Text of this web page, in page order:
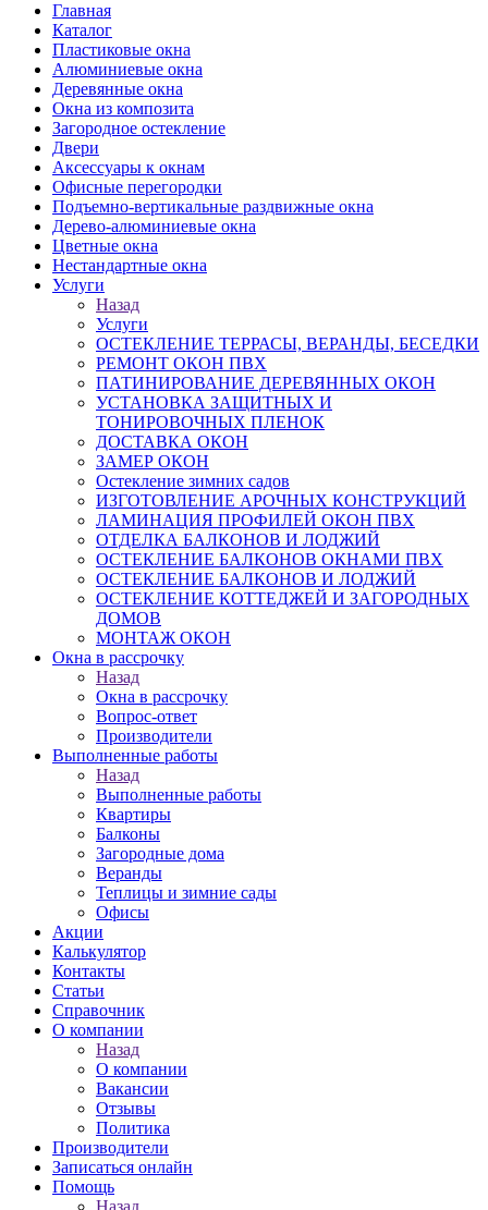
Главная
Каталог
Пластиковые окна
Алюминиевые окна
Деревянные окна
Окна из композита
Загородное остекление
Двери
Аксессуары к окнам
Офисные перегородки
Подъемно-вертикальные раздвижные окна
Дерево-алюминиевые окна
Цветные окна
Нестандартные окна
Услуги
Назад
Услуги
ОСТЕКЛЕНИЕ ТЕРРАСЫ, ВЕРАНДЫ, БЕСЕДКИ
РЕМОНТ ОКОН ПВХ
ПАТИНИРОВАНИЕ ДЕРЕВЯННЫХ ОКОН
УСТАНОВКА ЗАЩИТНЫХ И
ТОНИРОВОЧНЫХ ПЛЕНОК
ДОСТАВКА ОКОН
ЗАМЕР ОКОН
Остекление зимних садов
ИЗГОТОВЛЕНИЕ АРОЧНЫХ КОНСТРУКЦИЙ
ЛАМИНАЦИЯ ПРОФИЛЕЙ ОКОН ПВХ
ОТДЕЛКА БАЛКОНОВ И ЛОДЖИЙ
ОСТЕКЛЕНИЕ БАЛКОНОВ ОКНАМИ ПВХ
ОСТЕКЛЕНИЕ БАЛКОНОВ И ЛОДЖИЙ
ОСТЕКЛЕНИЕ КОТТЕДЖЕЙ И ЗАГОРОДНЫХ
ДОМОВ
МОНТАЖ ОКОН
Окна в рассрочку
Назад
Окна в рассрочку
Вопрос-ответ
Производители
Выполненные работы
Назад
Выполненные работы
Квартиры
Балконы
Загородные дома
Веранды
Теплицы и зимние сады
Офисы
Акции
Калькулятор
Контакты
Статьи
Справочник
О компании
Назад
О компании
Вакансии
Отзывы
Политика
Производители
Записаться онлайн
Помощь
Назад